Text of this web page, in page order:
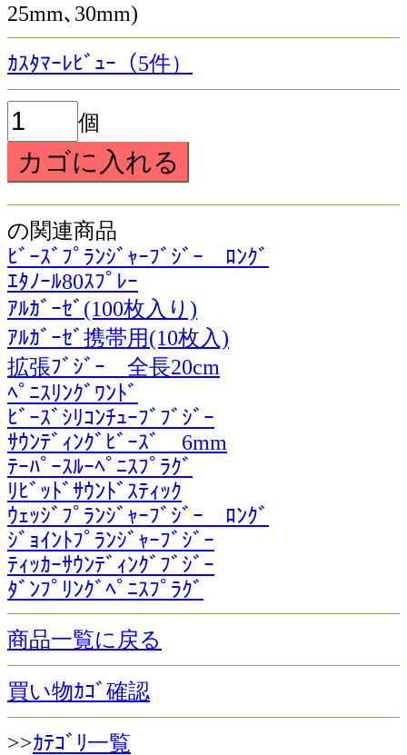
25mm､30mm)
ｶｽﾀﾏｰﾚﾋﾞｭｰ（5件）
個
の関連商品
ﾋﾞｰｽﾞﾌﾟﾗﾝｼﾞｬｰﾌﾞｼﾞｰ ﾛﾝｸﾞ
ｴﾀﾉｰﾙ80ｽﾌﾟﾚｰ
ｱﾙｶﾞｰｾﾞ(100枚入り)
ｱﾙｶﾞｰｾﾞ携帯用(10枚入)
拡張ﾌﾞｼﾞｰ 全長20cm
ﾍﾟﾆｽﾘﾝｸﾞﾜﾝﾄﾞ
ﾋﾞｰｽﾞｼﾘｺﾝﾁｭｰﾌﾞﾌﾞｼﾞｰ
ｻｳﾝﾃﾞｨﾝｸﾞﾋﾞｰｽﾞ 6mm
ﾃｰﾊﾟｰｽﾙｰﾍﾟﾆｽﾌﾟﾗｸﾞ
ﾘﾋﾞｯﾄﾞｻｳﾝﾄﾞｽﾃｨｯｸ
ｳｪｯｼﾞﾌﾟﾗﾝｼﾞｬｰﾌﾞｼﾞｰ ﾛﾝｸﾞ
ｼﾞｮｲﾝﾄﾌﾟﾗﾝｼﾞｬｰﾌﾞｼﾞｰ
ﾃｨｯｶｰｻｳﾝﾃﾞｨﾝｸﾞﾌﾞｼﾞｰ
ﾀﾞﾝﾌﾟﾘﾝｸﾞﾍﾟﾆｽﾌﾟﾗｸﾞ
商品一覧に戻る
買い物ｶｺﾞ確認
>>ｶﾃｺﾞﾘ一覧